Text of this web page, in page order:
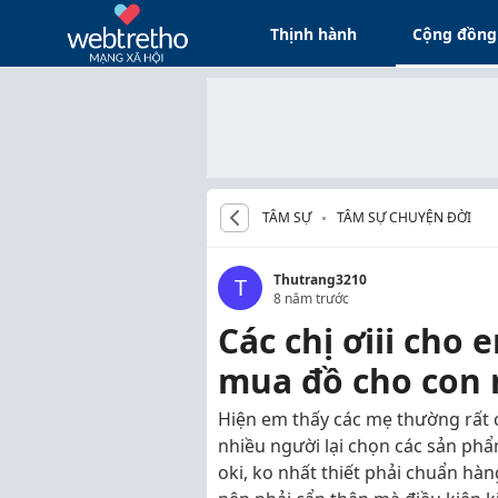
Thịnh hành Cộng đồng
TÂM SỰ TÂM SỰ CHUYỆN ĐỜI
T
Thutrang3210
8 năm trước
Các chị ơiii cho
mua đồ cho con
Hiện em thấy các mẹ thường rất
nhiều người lại chọn các sản
oki, ko nhất thiết phải chuẩn